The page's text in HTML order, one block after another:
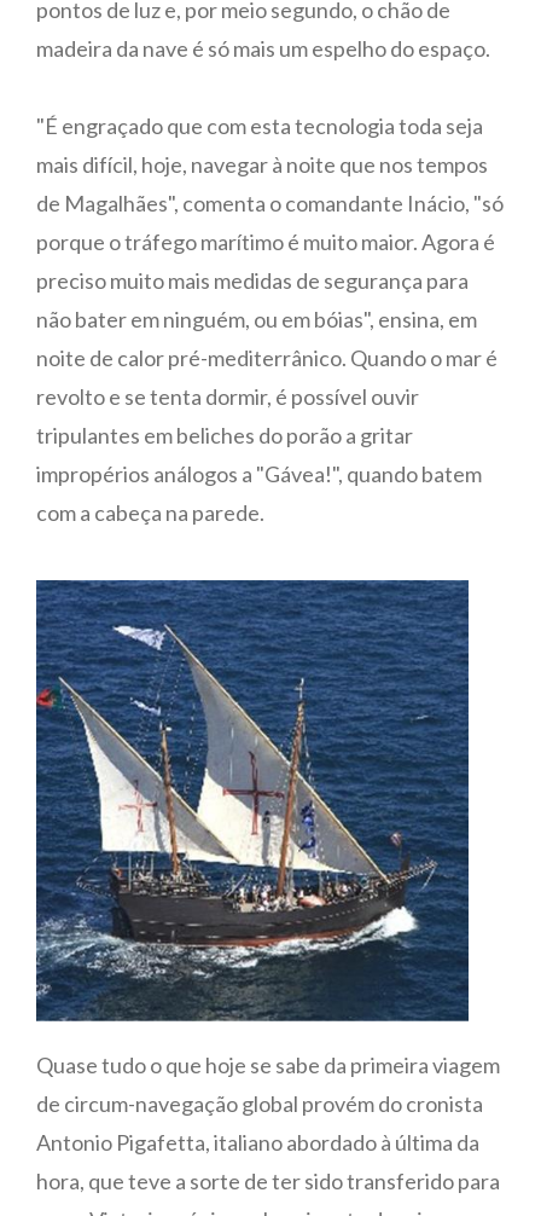
pontos de luz e, por meio segundo, o chão de
madeira da nave é só mais um espelho do espaço.
"É engraçado que com esta tecnologia toda seja
mais difícil, hoje, navegar à noite que nos tempos
de Magalhães", comenta o comandante Inácio, "só
porque o tráfego marítimo é muito maior. Agora é
preciso muito mais medidas de segurança para
não bater em ninguém, ou em bóias", ensina, em
noite de calor pré-mediterrânico. Quando o mar é
revolto e se tenta dormir, é possível ouvir
tripulantes em beliches do porão a gritar
impropérios análogos a "Gávea!", quando batem
com a cabeça na parede.
Quase tudo o que hoje se sabe da primeira viagem
de circum-navegação global provém do cronista
Antonio Pigafetta, italiano abordado à última da
hora, que teve a sorte de ter sido transferido para